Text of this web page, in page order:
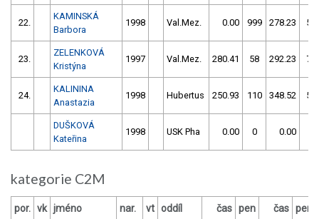
22.
KAMINSKÁ
Barbora
1998 Val.Mez. 0.00 999 278.23 58
23.
ZELENKOVÁ
Kristýna
1997 Val.Mez. 280.41 58 292.23 70
24.
KALININA
Anastazia
1998 Hubertus 250.93 110 348.52 56
DUŠKOVÁ
Kateřina
1998 USK Pha 0.00 0 0.00
kategorie C2M
por. vk jméno nar. vt oddíl čas pen čas pen